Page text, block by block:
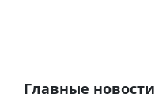
Главные новости